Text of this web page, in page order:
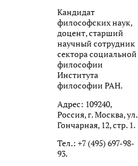
Кандидат
философских наук,
доцент, старший
научный сотрудник
сектора социальной
философии
Института
философии РАН.
Адрес: 109240,
Россия, г. Москва, ул.
Гончарная, 12, стр. 1.
Тел.: +7 (495) 697-98-
93.